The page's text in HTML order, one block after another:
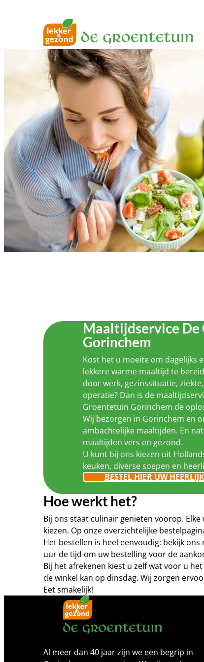
Maaltijdservice
Gorinchem
Kost het u moeite om dagelijks
lekkere warme maaltijd te
door werk, gezinssituatie,
operatie? Dan is de
Groentetuin Gorinchem de
Wij bezorgen in Gorinchem en
ambachtelijke maaltijden. En
maaltijden vers en gezond.
U kunt bij ons kiezen uit
keuken, diverse soepen en
BESTEL HIER UW
Hoe werkt het?
Bij ons staat culinair genieten voorop.
kiezen. Op onze overzichtelijke
Het bestellen is heel eenvoudig: bekijk
uur de tijd om uw bestelling voor de
Bij het afrekenen kiest u zelf wat voor u
de winkel kan op dinsdag. Wij zorgen
Eet smakelijk!
Al meer dan 40 jaar zijn we een begrip in